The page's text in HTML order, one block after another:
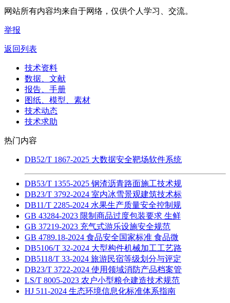
网站所有内容均来自于网络，仅供个人学习、交流。
举报
返回列表
技术资料
数据、文献
报告、手册
图纸、模型、素材
技术动态
技术求助
热门内容
DB52/T 1867-2025 大数据安全靶场软件系统
DB53/T 1355-2025 钢渣沥青路面施工技术规
DB23/T 3792-2024 室内冰雪景观建筑技术标
DB11/T 2285-2024 水果生产质量安全控制规
GB 43284-2023 限制商品过度包装要求 生鲜
GB 37219-2023 充气式游乐设施安全规范
GB 4789.18-2024 食品安全国家标准 食品微
DB5106/T 32-2024 大型构件机械加工工艺路
DB5118/T 33-2024 旅游民宿等级划分与评定
DB23/T 3722-2024 使用领域消防产品档案管
LS/T 8005-2023 农户小型粮仓建造技术规范
HJ 511-2024 生态环境信息化标准体系指南